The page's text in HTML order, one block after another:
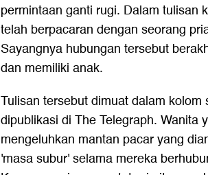
permintaan ganti rugi. Dalam tulisan
telah berpacaran dengan seorang
Sayangnya hubungan tersebut
dan memiliki anak.
Tulisan tersebut dimuat dalam
dipublikasi di The Telegraph. Wanita
mengeluhkan mantan pacar yang
'masa subur' selama mereka